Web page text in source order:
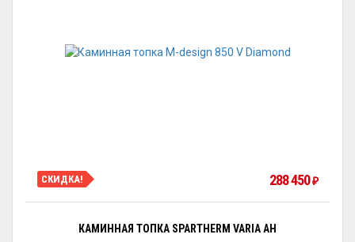
СКИДКА! 288 450 ₽
КАМИННАЯ ТОПКА SPARTHERM VARIA AH